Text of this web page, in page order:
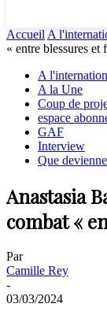
Accueil A
« entre blessures et
A
A la Une
Coup de
espace
GAF
Interview
Que
Anastasia
combat «
Par
Camille Rey
-
03/03/2024